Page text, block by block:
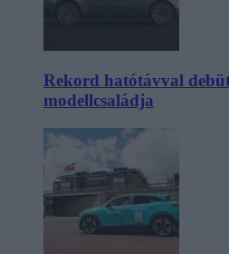
Rekord hatótávval
modellcsaládja